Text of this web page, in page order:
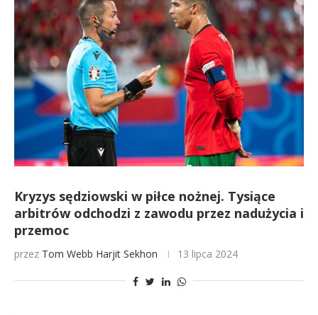
Kryzys sędziowski w piłce nożnej. Tysiące
arbitrów odchodzi z zawodu przez nadużycia i
przemoc
przez Tom Webb Harjit Sekhon 13 lipca 2024